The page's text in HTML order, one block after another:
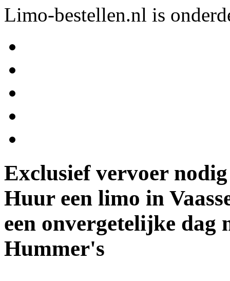
Limo-bestellen.nl is
Exclusief vervoer
Huur een limo in
een onvergetelijke dag
Hummer's